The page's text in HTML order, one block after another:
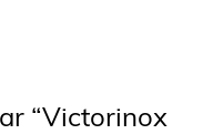
“Victorinox